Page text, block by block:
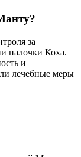
за
палочки Коха.
и
лечебные меры